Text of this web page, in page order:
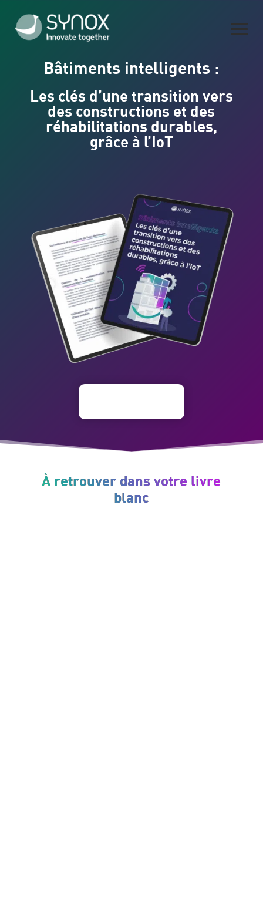
Bâtiments intelligents :
Les clés d’une transition vers
des constructions et des
réhabilitations durables,
grâce à l’IoT
À retrouver dans votre livre
blanc